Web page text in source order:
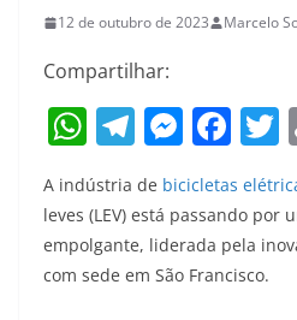
12 de outubro de 2023 Marcelo
Compartilhar:
W
h
at
s
A
T
el
e
gr
a
M
e
ss
e
n
F
c
e
b
w
A indústria de bicicletas
leves (LEV) está passando por
empolgante, liderada pela
com sede em São Francisco.